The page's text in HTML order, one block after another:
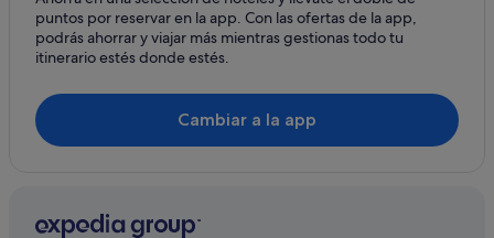
Cabañas en A Telleira
Hoteles en la playa en Ponteceso
Apartamentos en Neaño
Casas de campo en Laxe
Casas rurales en Ponteceso
puntos por reservar en la app. Con las ofertas de la app,
podrás ahorrar y viajar más mientras gestionas todo tu
itinerario estés donde estés.
Cambiar a la app